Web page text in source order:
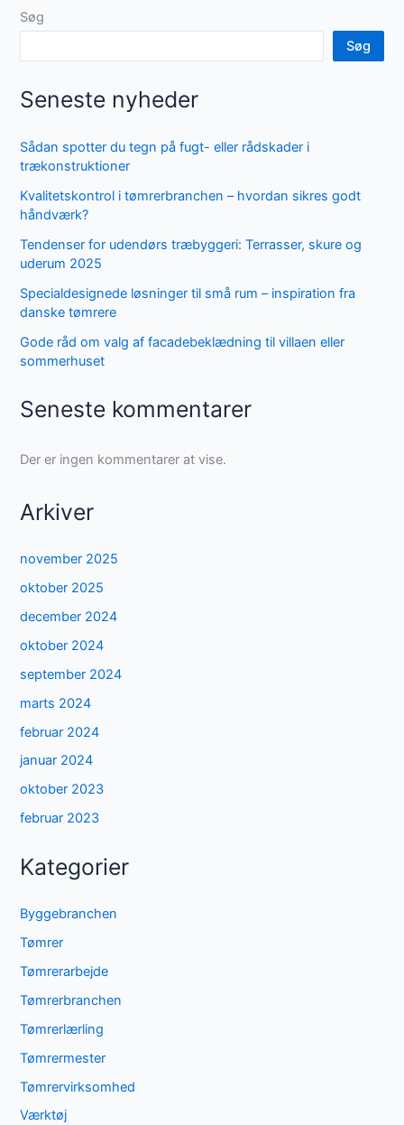
Søg
Søg
Seneste nyheder
Sådan spotter du tegn på fugt- eller rådskader i
trækonstruktioner
Kvalitetskontrol i tømrerbranchen – hvordan sikres godt
håndværk?
Tendenser for udendørs træbyggeri: Terrasser, skure og
uderum 2025
Specialdesignede løsninger til små rum – inspiration fra
danske tømrere
Gode råd om valg af facadebeklædning til villaen eller
sommerhuset
Seneste kommentarer
Der er ingen kommentarer at vise.
Arkiver
november 2025
oktober 2025
december 2024
oktober 2024
september 2024
marts 2024
februar 2024
januar 2024
oktober 2023
februar 2023
Kategorier
Byggebranchen
Tømrer
Tømrerarbejde
Tømrerbranchen
Tømrerlærling
Tømrermester
Tømrervirksomhed
Værktøj